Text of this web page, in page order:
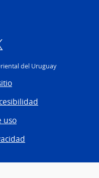
del Uruguay
uso